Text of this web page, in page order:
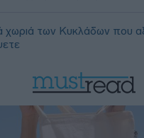
χωριά των Κυκλάδων που